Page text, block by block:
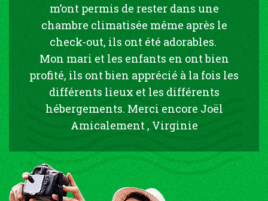
m’ont permis de rester dans une
chambre climatisée même après le
check-out, ils ont été adorables.
Mon mari et les enfants en ont bien
profité, ils ont bien apprécié à la fois les
différents lieux et les différents
hébergements. Merci encore Joël
Amicalement , Virginie